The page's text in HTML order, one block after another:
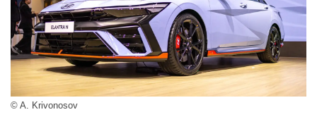
© A. Krivonosov